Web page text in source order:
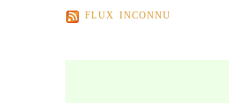
FLUX INCONNU